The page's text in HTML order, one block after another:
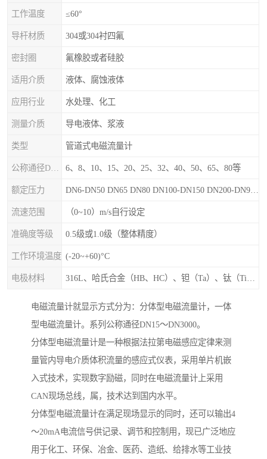
工作温度 ≤60°
导杆材质 304或304衬四氟
密封圈 氟橡胶或者硅胶
适用介质 液体、腐蚀液体
应用行业 水处理、化工
测量介质 导电液体、浆液
类型 管道式电磁流量计
6、8、10、15、20、25、32、40、50、65、80等
额定压力
流速范围 （0~10）m/s自行设定
准确度等级 0.5级或1.0级（整体精度）
工作环境温度 (-20~+60)°C
电极材料
电磁流量计就显示方式分为：分体型电磁流量计，一体
型电磁流量计。系列公称通径DN15～DN3000。
分体型电磁流量计是一种根据法拉第电磁感应定律来测
量管内导电介质体积流量的感应式仪表，采用单片机嵌
入式技术，实现数字励磁，同时在电磁流量计上采用
CAN现场总线，属，技术达到国内水平。
分体型电磁流量计在满足现场显示的同时，还可以输出4
～20mA电流信号供记录、调节和控制用，现已广泛地应
用于化工、环保、冶金、医药、造纸、给排水等工业技